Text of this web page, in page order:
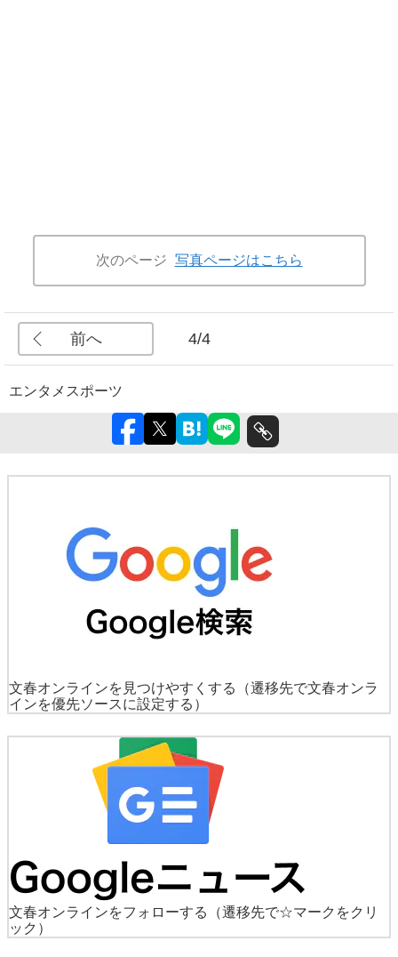
次のページ 写真ページはこちら
前へ 4/4
エンタメ スポーツ
文春オンラインを見つけやすくする
（遷移先で文春オンラ
インを優先ソースに設定する）
文春オンラインをフォローする
（遷移先で☆マークをクリ
ック）